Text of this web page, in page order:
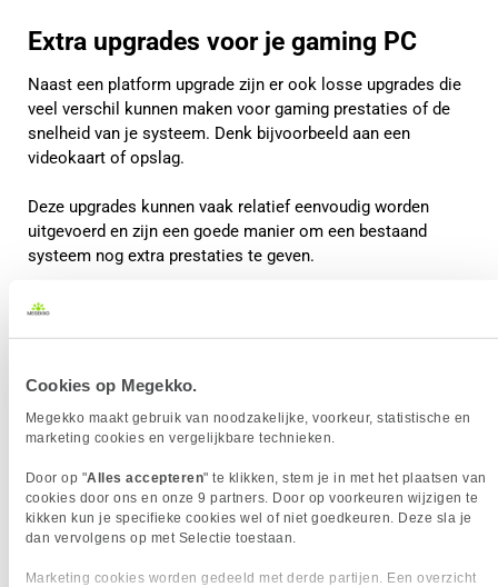
Cookies op Megekko.
Megekko maakt gebruik van noodzakelijke, voorkeur, statistische en
marketing cookies en vergelijkbare technieken.
Door op "Alles accepteren" te klikken, stem je in met het plaatsen van
cookies door ons en onze 9 partners. Door op voorkeuren wijzigen te
kikken kun je specifieke cookies wel of niet goedkeuren. Deze sla je
dan vervolgens op met Selectie toestaan.
Marketing cookies worden gedeeld met derde partijen. Een overzicht
Extra upgrades voor je gaming PC
Naast een platform upgrade zijn er ook losse upgrades die
veel verschil kunnen maken voor gaming prestaties of de
snelheid van je systeem. Denk bijvoorbeeld aan een
videokaart of opslag.
Deze upgrades kunnen vaak relatief eenvoudig worden
uitgevoerd en zijn een goede manier om een bestaand
systeem nog extra prestaties te geven.